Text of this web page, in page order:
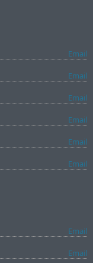
Email
Email
Email
Email
Email
Email
Email
Email